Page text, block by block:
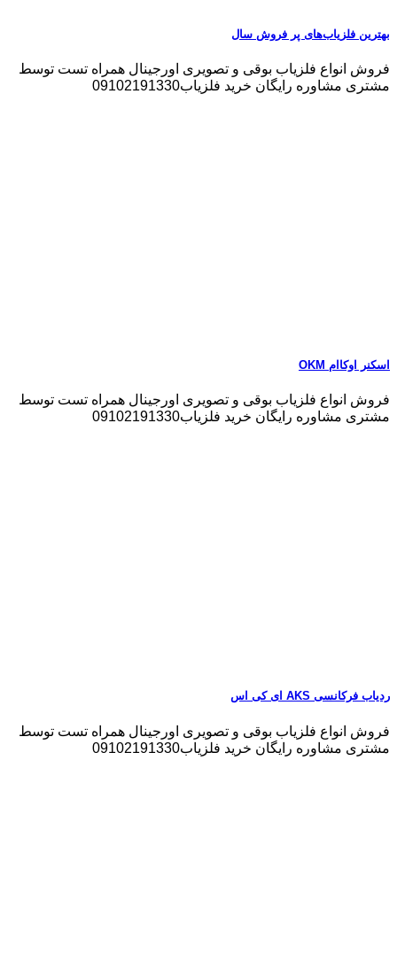
بهترین فلزیاب‌های پر فروش سال
فروش انواع فلزیاب بوقی و تصویری اورجینال همراه تست توسط
مشتری مشاوره رایگان خرید فلزیاب09102191330
اسکنر اوکاام OKM
فروش انواع فلزیاب بوقی و تصویری اورجینال همراه تست توسط
مشتری مشاوره رایگان خرید فلزیاب09102191330
ردیاب فرکانسی AKS ای کی اس
فروش انواع فلزیاب بوقی و تصویری اورجینال همراه تست توسط
مشتری مشاوره رایگان خرید فلزیاب09102191330